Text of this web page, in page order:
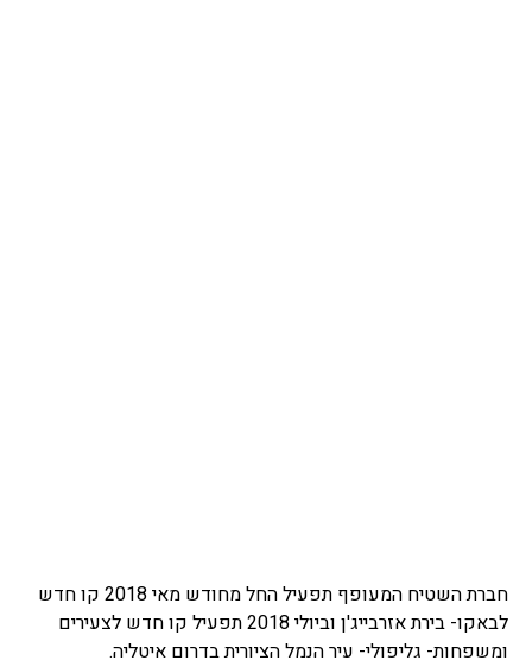
חברת השטיח המעופף תפעיל החל מחודש מאי 2018 קו חדש
לבאקו- בירת אזרבייג'ן וביולי 2018 תפעיל קו חדש לצעירים
ומשפחות- גליפולי- עיר הנמל הציורית בדרום איטליה.